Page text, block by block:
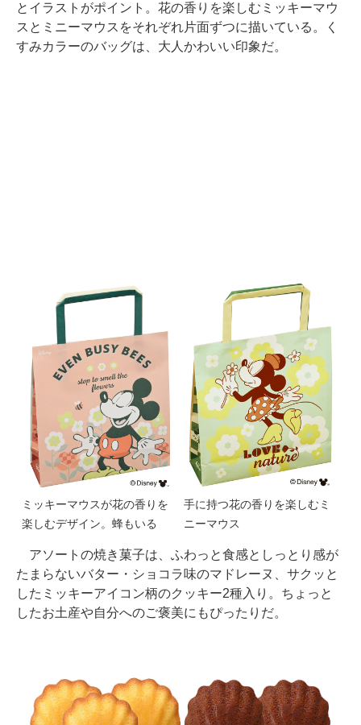
とイラストがポイント。花の香りを楽しむミッキーマウ
スとミニーマウスをそれぞれ片面ずつに描いている。く
すみカラーのバッグは、大人かわいい印象だ。
ミッキーマウスが花の香りを
楽しむデザイン。蜂もいる
手に持つ花の香りを楽しむミ
ニーマウス
アソートの焼き菓子は、ふわっと食感としっとり感が
たまらないバター・ショコラ味のマドレーヌ、サクッと
したミッキーアイコン柄のクッキー2種入り。ちょっと
したお土産や自分へのご褒美にもぴったりだ。